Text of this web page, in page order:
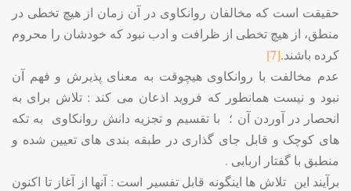
حقیقت است که مخالفان روانکاوی در آن زمان از هیچ تخطی در
منطق، از هیچ تخطی از ظرافت و ادب نبود که خودشان را محروم
کرده باشند.[7]
عدم مخالفت با روانکاوی هیچوقت به معنای پذیرش و فهم آن
نبود و نیست همانطور که فروید اذعان می کند : تلاش برای به
انحصار در آوردن آن ؛ با تقسیم و تجزیه دانش روانکاوی به تکه
های کوچک و قابل جای گذاری در طبقه بندی های تعیین شده و
منطبق با گفتار اربابی .
برآیند این تلاش ها اینگونه قابل تفسیر است : آنها از آغاز تا اکنون